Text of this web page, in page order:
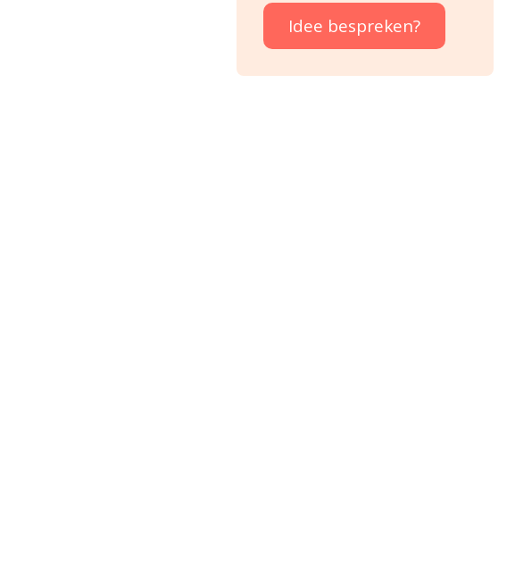
Idee bespreken?